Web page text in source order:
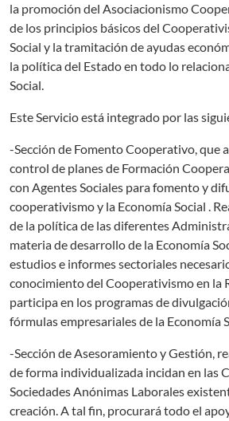
la promoción del Asociacionismo
de los principios básicos del
Social y la tramitación de ayudas
la política del Estado en todo lo
Social.
Este Servicio está integrado por las
-Sección de Fomento Cooperativo, que
control de planes de Formación
con Agentes Sociales para fomento y
cooperativismo y la Economía Social .
de la política de las diferentes
materia de desarrollo de la Economía
estudios e informes sectoriales
conocimiento del Cooperativismo en la
participa en los programas de
fórmulas empresariales de la Economía
-Sección de Asesoramiento y Gestión,
de forma individualizada incidan en las
Sociedades Anónimas Laborales
creación. A tal fin, procurará todo el